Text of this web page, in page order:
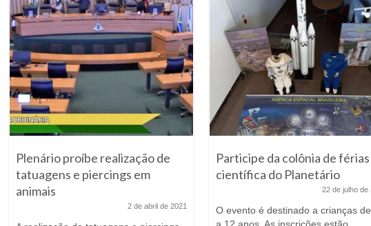
Plenário proíbe realização de
tatuagens e piercings em
animais
2 de abril de 2021
Participe da colônia de férias
científica do Planetário
22 de julho de
O evento é destinado a crianças
a 12 anos. As inscrições estão